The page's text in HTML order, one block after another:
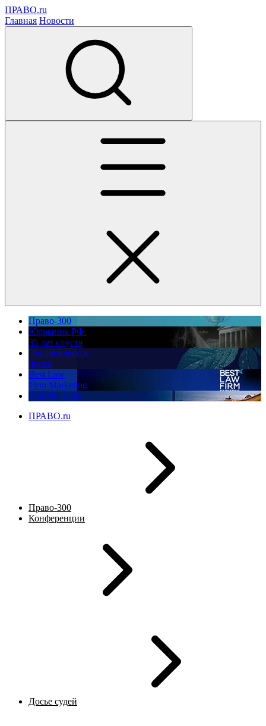
ПРАВО.ru
Главная Новости
Право-300
Юррынок РФ:
35 лет спустя
Экологическое
право
Best Law
Firm Marketing
ПМЮФ 2026
ПРАВО.ru
Право-300
Конференции
Досье судей